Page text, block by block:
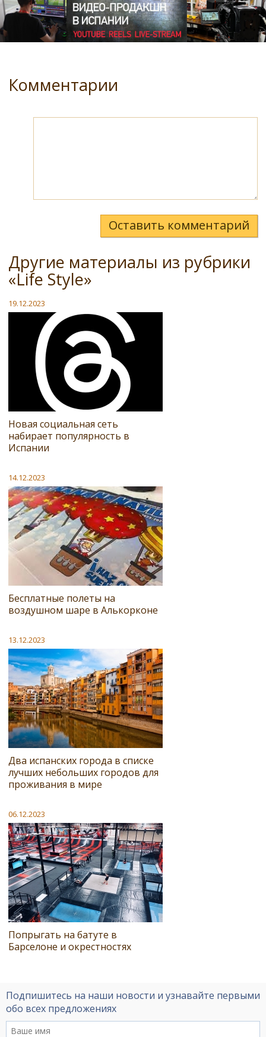
Комментарии
Оставить комментарий
Другие материалы из рубрики
«Life Style»
19.12.2023
Новая социальная сеть
набирает популярность в
Испании
14.12.2023
Бесплатные полеты на
воздушном шаре в Алькорконе
13.12.2023
Два испанских города в списке
лучших небольших городов для
проживания в мире
06.12.2023
Попрыгать на батуте в
Барселоне и окрестностях
Подпишитесь на наши новости и узнавайте первыми
обо всех предложениях